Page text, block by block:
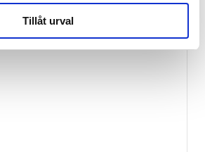
Tillåt urval